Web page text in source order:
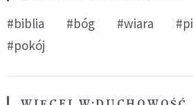
#biblia #bóg #wiara
#pokój